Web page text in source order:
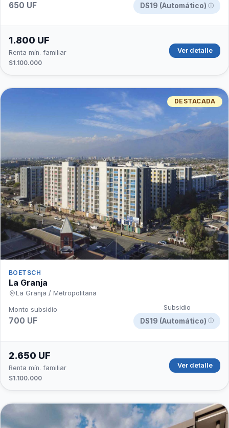
650 UF
DS19 (Automático) ⓘ
1.800 UF
Renta mín. familiar
$1.100.000
Ver detalle
DESTACADA
BOETSCH
La Granja
La Granja / Metropolitana
Monto subsidio
700 UF
Subsidio
DS19 (Automático) ⓘ
2.650 UF
Renta mín. familiar
$1.100.000
Ver detalle